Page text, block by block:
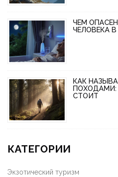
ЧЕМ
ЧЕЛОВЕКА
КАК
ПОХОДАМИ:
СТОИТ
КАТЕГОРИИ
Экзотический туризм